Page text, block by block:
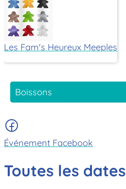
Les Fam's Heureux Meeples
Boissons
Événement Facebook
Toutes les dates